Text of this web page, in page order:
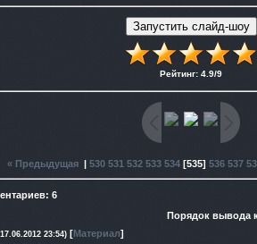
Рейтинг: 4.9/9
« Предыдущая| 530 531 532 533 534[535] 536 537
: 6
Порядок вывода
23:54) [Материал]